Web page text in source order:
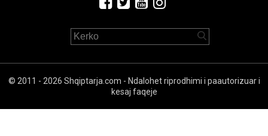
© 2011 - 2026 Shqiptarja.com - Ndalohet riprodhimi i paautorizuar i
kesaj faqeje